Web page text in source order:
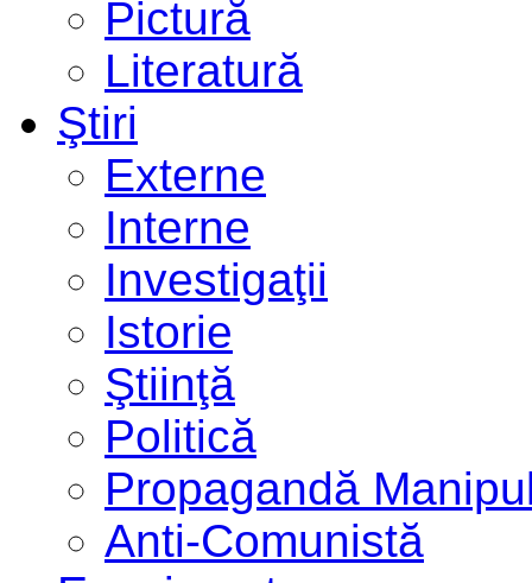
Pictură
Literatură
Ştiri
Externe
Interne
Investigaţii
Istorie
Ştiinţă
Politică
Propagandă
Anti-Comunistă